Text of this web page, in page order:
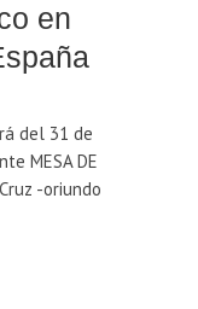
en
del 31 de
MESA DE
-oriundo